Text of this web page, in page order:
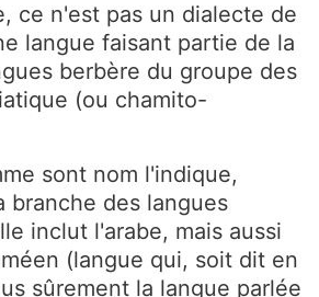
ce n'est pas un dialecte de
langue faisant partie de la
berbère du groupe des
(ou chamito-
sont nom l'indique,
branche des langues
inclut l'arabe, mais aussi
(langue qui, soit dit en
sûrement la langue parlée